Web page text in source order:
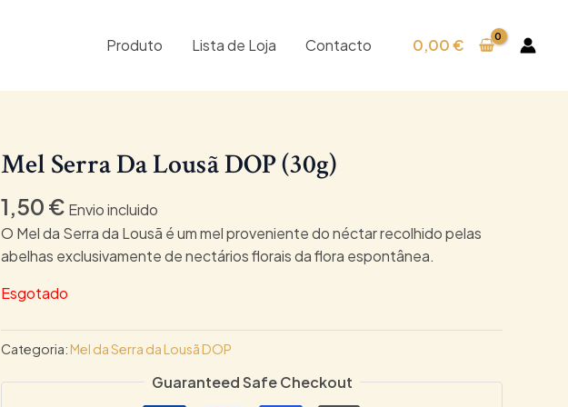
Produto Lista de Loja Contacto 0,00€
Mel Serra Da Lousã DOP (30g)
1,50 € Envio incluido
O Mel da Serra da Lousã é um mel proveniente do néctar recolhido pelas
abelhas exclusivamente de nectários florais da flora espontânea.
Esgotado
Categoria:Mel da Serra da Lousã DOP
Guaranteed Safe Checkout